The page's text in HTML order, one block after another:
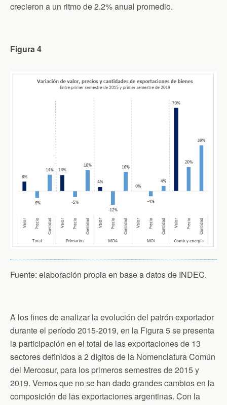
crecieron a un ritmo de 2.2% anual promedio.
Figura 4
Fuente: elaboración propia en base a datos de INDEC.
A los fines de analizar la evolución del patrón exportador
durante el período 2015-2019, en la Figura 5 se presenta
la participación en el total de las exportaciones de 13
sectores definidos a 2 dígitos de la Nomenclatura Común
del Mercosur, para los primeros semestres de 2015 y
2019. Vemos que no se han dado grandes cambios en la
composición de las exportaciones argentinas. Con la